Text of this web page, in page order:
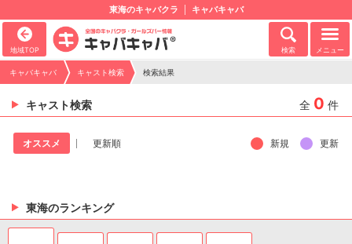
東海のキャバクラ キャバキャバ
地域TOP 検索 メニュー
キャバキャバ キャスト検索 検索結果
キャスト検索 全 0 件
オススメ 更新順 新規 更新
東海のランキング